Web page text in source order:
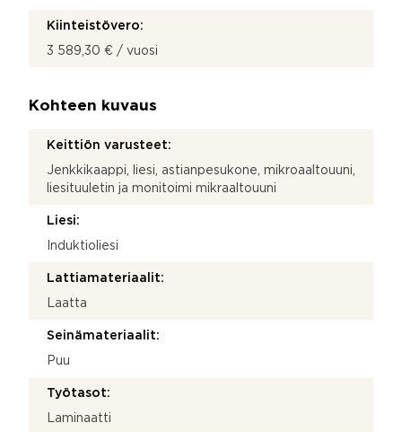
Kiinteistövero:
3 589,30 € / vuosi
Kohteen kuvaus
Keittiön varusteet:
Jenkkikaappi, liesi, astianpesukone, mikroaaltouuni,
liesituuletin ja monitoimi mikraaltouuni
Liesi:
Induktioliesi
Lattiamateriaalit:
Laatta
Seinämateriaalit:
Puu
Työtasot:
Laminaatti